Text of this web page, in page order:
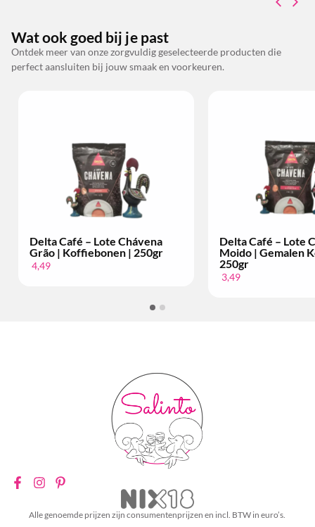
Wat ook goed bij je past
Ontdek meer van onze zorgvuldig geselecteerde producten die
perfect aansluiten bij jouw smaak en voorkeuren.
Delta Café – Lote Chávena
Grão | Koffiebonen | 250gr
4,49
Delta Café – Lote
Moido | Gemalen
250gr
3,49
Alle genoemde prijzen zijn consumentenprijzen en incl. BTW in euro’s.